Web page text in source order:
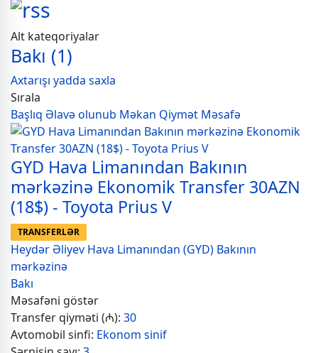
Alt kateqoriyalar
Bakı (1)
Axtarışı yadda saxla
Sırala
Başlıq Əlavə olunub Məkan Qiymət Məsafə
GYD Hava Limanından Bakının
mərkəzinə Ekonomik Transfer 30AZN
(18$) - Toyota Prius V
TRANSFERLƏR
Heydər Əliyev Hava Limanından (GYD) Bakının
mərkəzinə
Bakı
Məsafəni göstər
Transfer qiyməti (₼): 30
Avtomobil sinfi: Ekonom sinif